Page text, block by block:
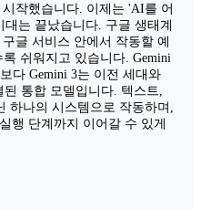
작했습니다. 이제는 'AI를 어
는 끝났습니다. 구글 생태계
글 서비스 안에서 작동할 예
쉬워지고 있습니다. Gemini
다 Gemini 3는 이전 세대와
통합 모델입니다. 텍스트,
하나의 시스템으로 작동하며,
행 단계까지 이어갈 수 있게